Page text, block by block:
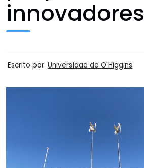
innovadores
Escrito por Universidad de O'Higgins